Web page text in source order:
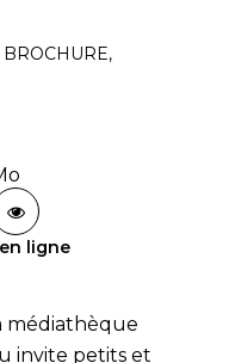
BROCHURE,
ligne
médiathèque
invite petits et